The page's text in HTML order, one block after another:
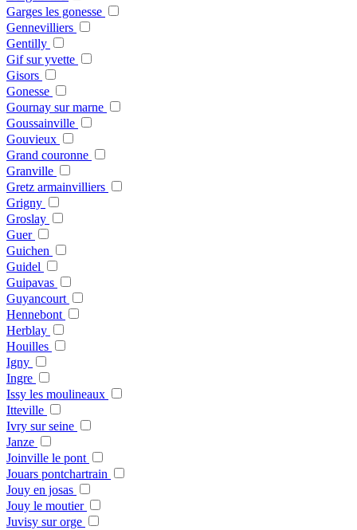
Garges les gonesse
Gennevilliers
Gentilly
Gif sur yvette
Gisors
Gonesse
Gournay sur marne
Goussainville
Gouvieux
Grand couronne
Granville
Gretz armainvilliers
Grigny
Groslay
Guer
Guichen
Guidel
Guipavas
Guyancourt
Hennebont
Herblay
Houilles
Igny
Ingre
Issy les moulineaux
Itteville
Ivry sur seine
Janze
Joinville le pont
Jouars pontchartrain
Jouy en josas
Jouy le moutier
Juvisy sur orge